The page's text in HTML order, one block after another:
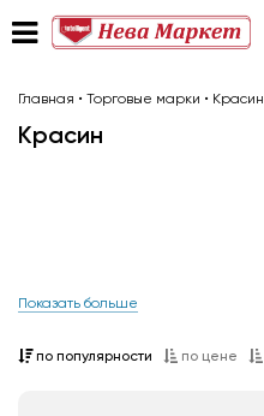
Главная • Торговые марки • Красин
Красин
Показать больше
по популярности по цене